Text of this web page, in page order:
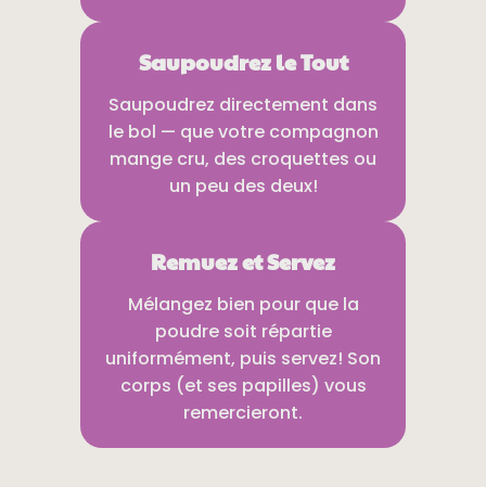
Saupoudrez le Tout
Saupoudrez directement dans
le bol — que votre compagnon
mange cru, des croquettes ou
un peu des deux!
Remuez et Servez
Mélangez bien pour que la
poudre soit répartie
uniformément, puis servez! Son
corps (et ses papilles) vous
remercieront.